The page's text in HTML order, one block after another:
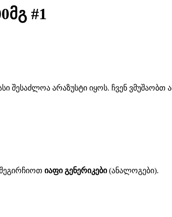
#1
შესაძლოა არაზუსტი იყოს. ჩვენ
იაფი გენერიკები(ანალოგები).